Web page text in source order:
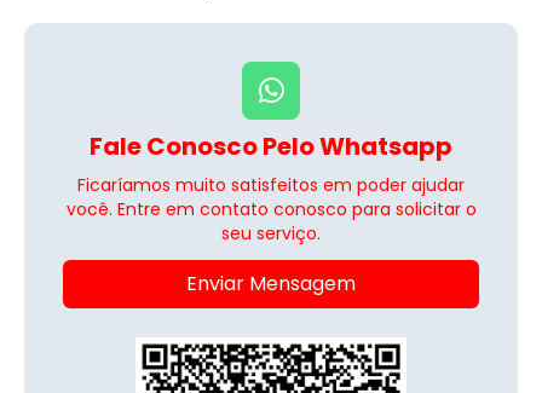
Fale Conosco Pelo Whatsapp
Ficaríamos muito satisfeitos em poder ajudar
você. Entre em contato conosco para solicitar o
seu serviço.
Enviar Mensagem